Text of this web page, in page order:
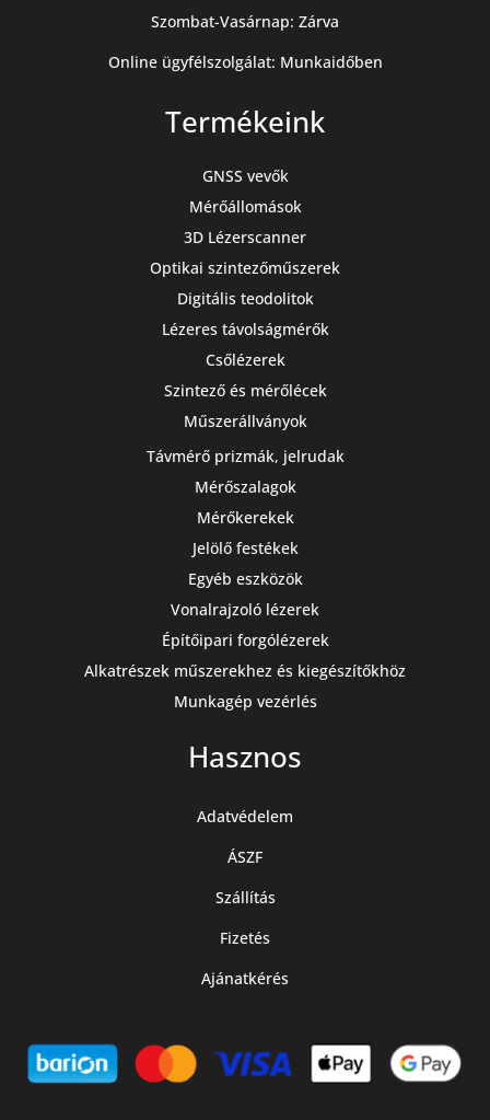
Szombat-Vasárnap: Zárva
Online ügyfélszolgálat: Munkaidőben
Termékeink
GNSS vevők
Mérőállomások
3D Lézerscanner
Optikai szintezőműszerek
Digitális teodolitok
Lézeres távolságmérők
Csőlézerek
Szintező és mérőlécek
Műszerállványok
Távmérő prizmák, jelrudak
Mérőszalagok
Mérőkerekek
Jelölő festékek
Egyéb eszközök
Vonalrajzoló lézerek
Építőipari forgólézerek
Alkatrészek műszerekhez és kiegészítőkhöz
Munkagép vezérlés
Hasznos
Adatvédelem
ÁSZF
Szállítás
Fizetés
Ajánatkérés